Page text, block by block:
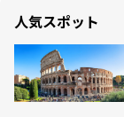
人気スポット